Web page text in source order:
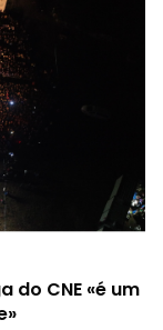
do CNE «é um